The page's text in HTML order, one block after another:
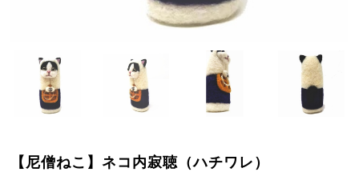
【尼僧ねこ】ネコ内寂聴（ハチワレ）